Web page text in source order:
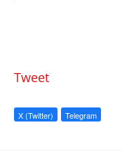
Tweet
X (Twitter) Telegram